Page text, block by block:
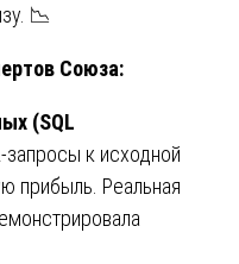
📉
Союза:
(SQL
запросы к исходной
прибыль. Реальная